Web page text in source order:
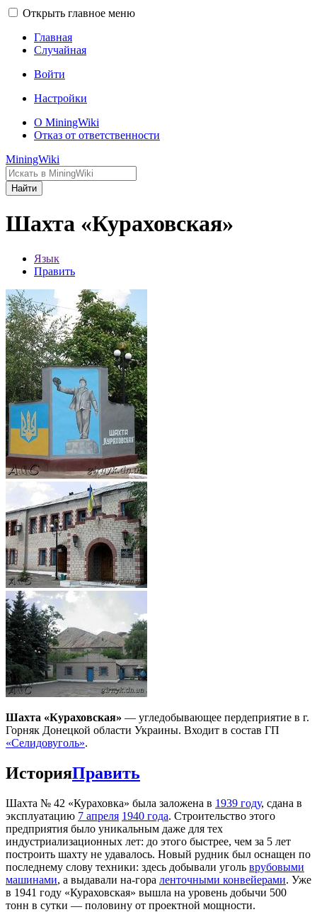
Открыть главное меню
Главная
Случайная
Войти
Настройки
О MiningWiki
Отказ от ответственности
MiningWiki
Найти
Шахта «Кураховская»
Язык
Править
Шахта «Кураховская» — угледобывающее пердеприятие в г.
Горняк Донецкой области Украины. Входит в состав ГП
«Селидовуголь».
ИсторияПравить
Шахта № 42 «Кураховка» была заложена в 1939 году, сдана в
эксплуатацию 7 апреля 1940 года. Строительство этого
предприятия было уникальным даже для тех
индустриализационных лет: до этого быстрее, чем за 5 лет
построить шахту не удавалось. Новый рудник был оснащен по
последнему слову техники: здесь добывали уголь врубовыми
машинами, а выдавали на-гора ленточными конвейерами. Уже
в 1941 году «Кураховская» вышла на уровень добычи 500
тонн в сутки — половину от проектной мощности.